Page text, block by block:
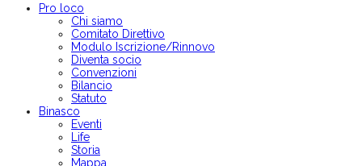
Pro loco
Chi siamo
Comitato Direttivo
Modulo Iscrizione/Rinnovo
Diventa socio
Convenzioni
Bilancio
Statuto
Binasco
Eventi
Life
Storia
Mappa